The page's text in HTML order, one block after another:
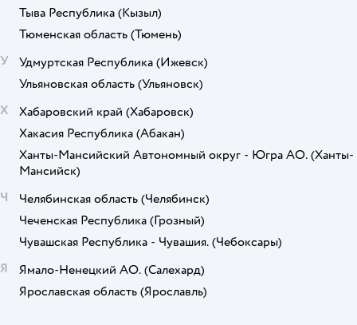
Тыва Республика (Кызыл)
Тюменская область (Тюмень)
У
Удмуртская Республика (Ижевск)
Ульяновская область (Ульяновск)
Х
Хабаровский край (Хабаровск)
Хакасия Республика (Абакан)
Ханты-Мансийский Автономный округ - Югра АО. (Ханты-
Мансийск)
Ч
Челябинская область (Челябинск)
Чеченская Республика (Грозный)
Чувашская Республика - Чувашия. (Чебоксары)
Я
Ямало-Ненецкий АО. (Салехард)
Ярославская область (Ярославль)